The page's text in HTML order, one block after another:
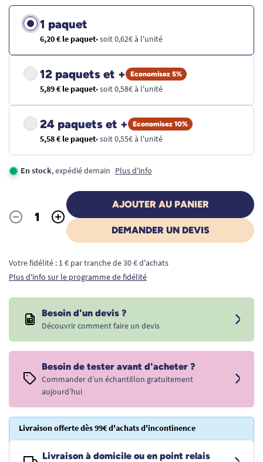
1 paquet
6,20 € le paquet• soit 0,62€ à l'unité
12 paquets et + Economisez 5%
5,89 € le paquet• soit 0,58€ à l'unité
24 paquets et + Economisez 10%
5,58 € le paquet• soit 0,55€ à l'unité
En stock, expédié demain Plus d'info
Quantité
- +
AJOUTER AU PANIER
DEMANDER UN DEVIS
Votre fidélité : 1 € par tranche de 30 € d'achats
Plus d'info sur le programme de fidélité
Besoin d'un devis ?
Découvrir comment faire un devis
Besoin de tester avant d'acheter ?
Commander d’un échantillon gratuitement
aujourd’hui
Livraison offerte dès 99€ d'achats d'incontinence
Livraison à domicile ou en point relais